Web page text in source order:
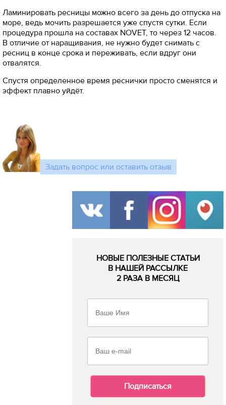
Ламинировать ресницы можно всего за день до отпуска на
море, ведь мочить разрешается уже спустя сутки. Если
процедура прошла на составах NOVET, то через 12 часов.
В отличие от наращивания, не нужно будет снимать с
ресниц в конце срока и переживать, если вдруг они
отвалятся.
Спустя определенное время реснички просто сменятся и
эффект плавно уйдёт.
Задать вопрос или оставить отзыв
НОВЫЕ ПОЛЕЗНЫЕ СТАТЬИ
В НАШЕЙ РАССЫЛКЕ
2 РАЗА В МЕСЯЦ
Подписаться